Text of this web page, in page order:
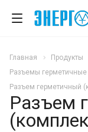
Главная Продукты
Разъемы герметичные
Разъем герметичный
Разъем